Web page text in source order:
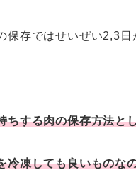
保存ではせいぜい2,3日
ちする肉の保存方法と
冷凍しても良いものな